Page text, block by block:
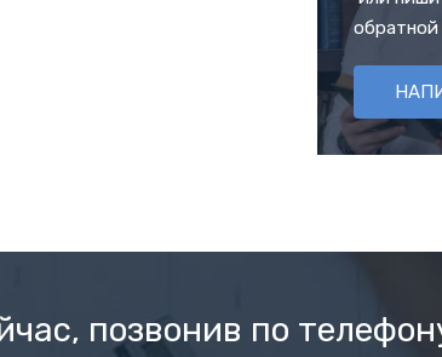
обратной
позвонив по